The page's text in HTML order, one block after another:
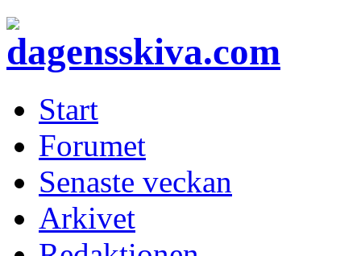
Start
Forumet
Senaste veckan
Arkivet